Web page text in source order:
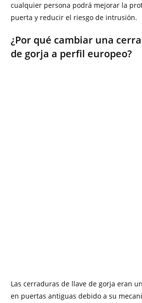
cualquier persona podrá mejorar la
puerta y reducir el riesgo de intrusión.
¿Por qué cambiar una
de gorja a perfil europeo?
Las cerraduras de llave de gorja eran
en puertas antiguas debido a su